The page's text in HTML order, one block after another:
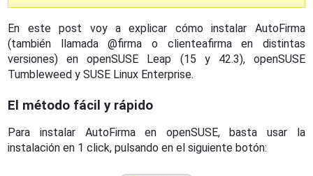
En este post voy a explicar cómo instalar AutoFirma
(también llamada @firma o clienteafirma en distintas
versiones) en openSUSE Leap (15 y 42.3), openSUSE
Tumbleweed y SUSE Linux Enterprise.
El método fácil y rápido
Para instalar AutoFirma en openSUSE, basta usar la
instalación en 1 click, pulsando en el siguiente botón: